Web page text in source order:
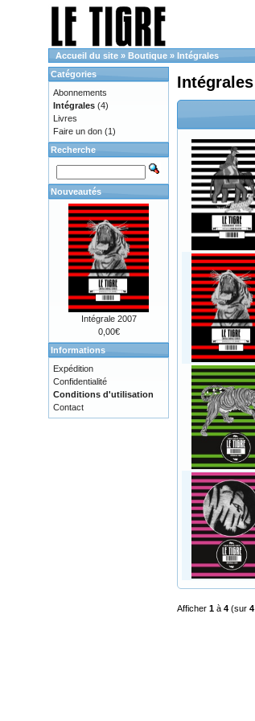
Accueil du site » Boutique » Intégrales
Intégrales
Afficher 1 à 4 (sur 4
Catégories
Abonnements
Intégrales (4)
Livres
Faire un don (1)
Recherche
Nouveautés
Intégrale 2007
0,00€
Informations
Expédition
Confidentialité
Conditions d'utilisation
Contact